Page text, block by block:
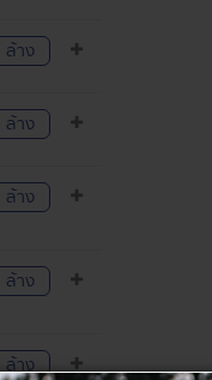
ล้าง
ล้าง
ล้าง
ล้าง
ล้าง